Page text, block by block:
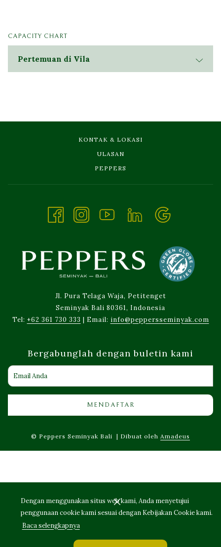
Dengan menggunakan situs web kami, Anda menyetujui
penggunaan cookie kami sesuai dengan Kebijakan Cookie kami.
Baca selengkapnya
CAPACITY CHART
Pertemuan di Vila
KONTAK & LOKASI
ULASAN
PEPPERS
TAB
Jl. Pura Telaga Waja, Petitenget
Seminyak Bali 80361, Indonesia
Tel: +62 361 730 333 | Email: info@peppersseminyak.com
Bergabunglah dengan buletin kami
MENDAFTAR
© Peppers Seminyak Bali | Dibuat oleh Amadeus